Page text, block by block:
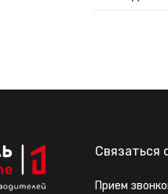
Связаться
Прием